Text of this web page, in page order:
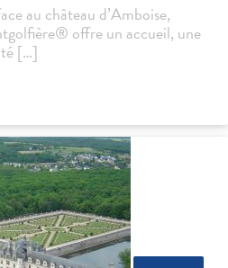
au château d’Amboise,
offre un accueil, une
[…]